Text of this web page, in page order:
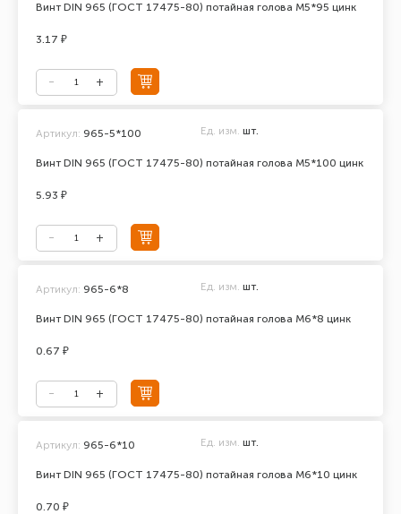
Винт DIN 965 (ГОСТ 17475-80) потайная голова М5*95 цинк
3.17 ₽
Винт DIN 965 (ГОСТ 17475-80) потайная голова М5*100 цинк
Артикул: 965-5*100 Ед. изм. шт.
5.93 ₽
Винт DIN 965 (ГОСТ 17475-80) потайная голова М6*8 цинк
Артикул: 965-6*8 Ед. изм. шт.
0.67 ₽
Винт DIN 965 (ГОСТ 17475-80) потайная голова М6*10 цинк
Артикул: 965-6*10 Ед. изм. шт.
0.70 ₽